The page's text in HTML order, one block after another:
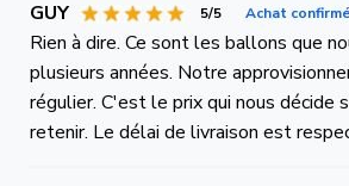
GUY 5/5 Achat confirmé
Rien à dire. Ce sont les ballons que
plusieurs années. Notre
régulier. C'est le prix qui nous décide
retenir. Le délai de livraison est